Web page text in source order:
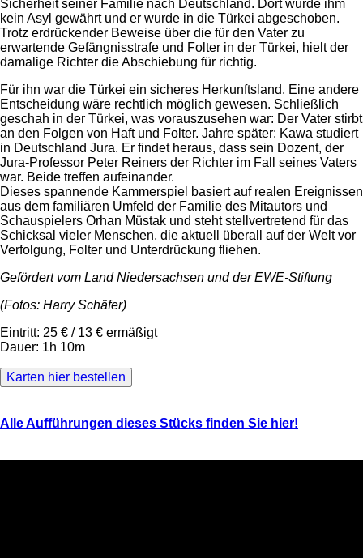
Sicherheit seiner Familie nach Deutschland. Dort wurde ihm
kein Asyl gewährt und er wurde in die Türkei abgeschoben.
Trotz erdrückender Beweise über die für den Vater zu
erwartende Gefängnisstrafe und Folter in der Türkei, hielt der
damalige Richter die Abschiebung für richtig.
Für ihn war die Türkei ein sicheres Herkunftsland. Eine andere
Entscheidung wäre rechtlich möglich gewesen. Schließlich
geschah in der Türkei, was vorauszusehen war: Der Vater stirbt
an den Folgen von Haft und Folter. Jahre später: Kawa studiert
in Deutschland Jura. Er findet heraus, dass sein Dozent, der
Jura-Professor Peter Reiners der Richter im Fall seines Vaters
war. Beide treffen aufeinander.
Dieses spannende Kammerspiel basiert auf realen Ereignissen
aus dem familiären Umfeld der Familie des Mitautors und
Schauspielers Orhan Müstak und steht stellvertretend für das
Schicksal vieler Menschen, die aktuell überall auf der Welt vor
Verfolgung, Folter und Unterdrückung fliehen.
Gefördert vom Land Niedersachsen und der EWE-Stiftung
(Fotos: Harry Schäfer)
Eintritt: 25 € / 13 € ermäßigt
Dauer: 1h 10m
Karten hier bestellen
Alle Aufführungen dieses Stücks finden Sie hier!